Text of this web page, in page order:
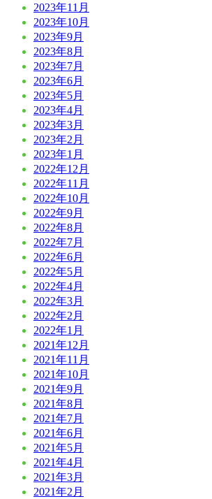
2023年11月
2023年10月
2023年9月
2023年8月
2023年7月
2023年6月
2023年5月
2023年4月
2023年3月
2023年2月
2023年1月
2022年12月
2022年11月
2022年10月
2022年9月
2022年8月
2022年7月
2022年6月
2022年5月
2022年4月
2022年3月
2022年2月
2022年1月
2021年12月
2021年11月
2021年10月
2021年9月
2021年8月
2021年7月
2021年6月
2021年5月
2021年4月
2021年3月
2021年2月